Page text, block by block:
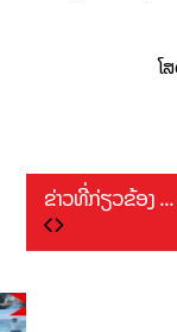
ໂ
ຂ່າວທີ່ກ່ຽວຂ້ອງ ...